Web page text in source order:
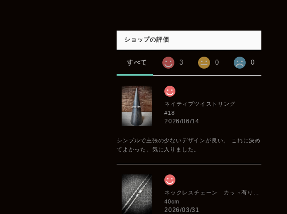
ショップの評価
すべて 3 0 0
ネイティブツイストリング
#18
2026/06/14
シンプルで主張の少ないデザインが良い。 これに決め
てよかった。気に入りました。
40cm
2026/03/31